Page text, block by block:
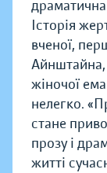
Історія
вченої,
Айнштайна,
жіночої
нелегко.
стане
прозу і
житті